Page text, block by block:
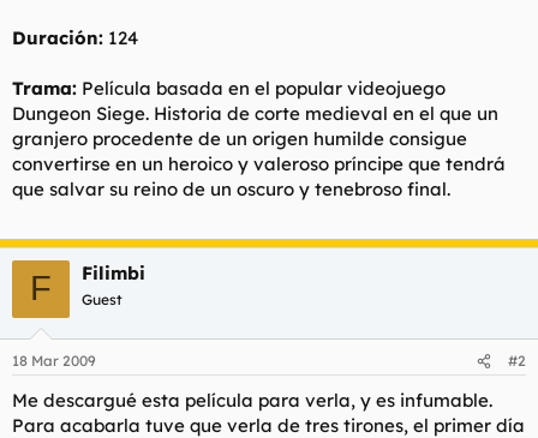
Duración: 124
Trama: Película basada en el popular videojuego
Dungeon Siege. Historia de corte medieval en el que un
granjero procedente de un origen humilde consigue
convertirse en un heroico y valeroso príncipe que tendrá
que salvar su reino de un oscuro y tenebroso final.
F Filimbi
Guest
18 Mar 2009 #2
Me descargué esta película para verla, y es infumable.
Para acabarla tuve que verla de tres tirones, el primer día